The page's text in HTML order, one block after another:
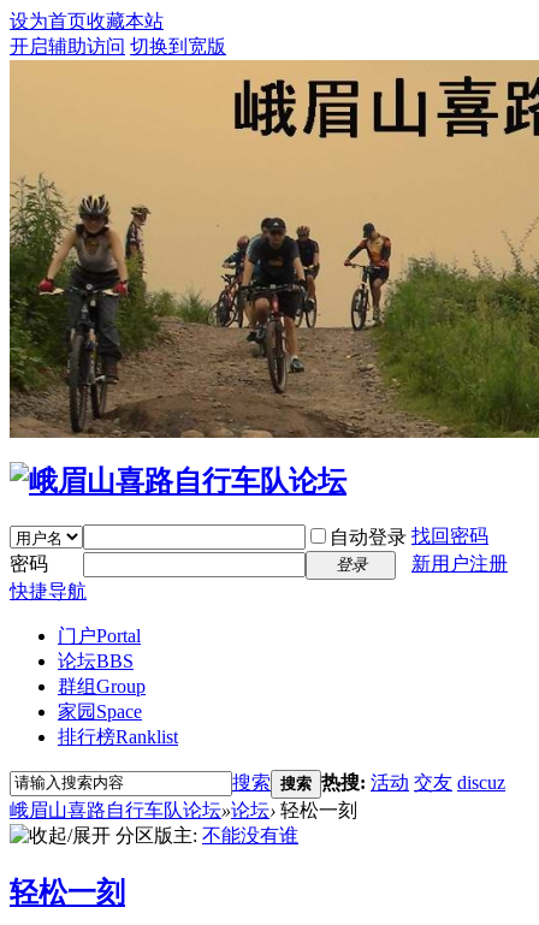
设为首页收藏本站
开启辅助访问 切换到宽版
自动登录 找回密码
密码
登录
新用户注册
快捷导航
门户Portal
论坛BBS
群组Group
家园 Space
排行榜Ranklist
搜索 搜索 热搜: 活动 交友 discuz
峨眉山喜路自行车队论坛»论坛› 轻松一刻
分区版主: 不能没有谁
轻松一刻